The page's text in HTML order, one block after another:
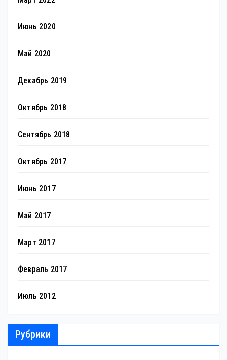
Июнь 2020
Май 2020
Декабрь 2019
Октябрь 2018
Сентябрь 2018
Октябрь 2017
Июнь 2017
Май 2017
Март 2017
Февраль 2017
Июль 2012
Рубрики